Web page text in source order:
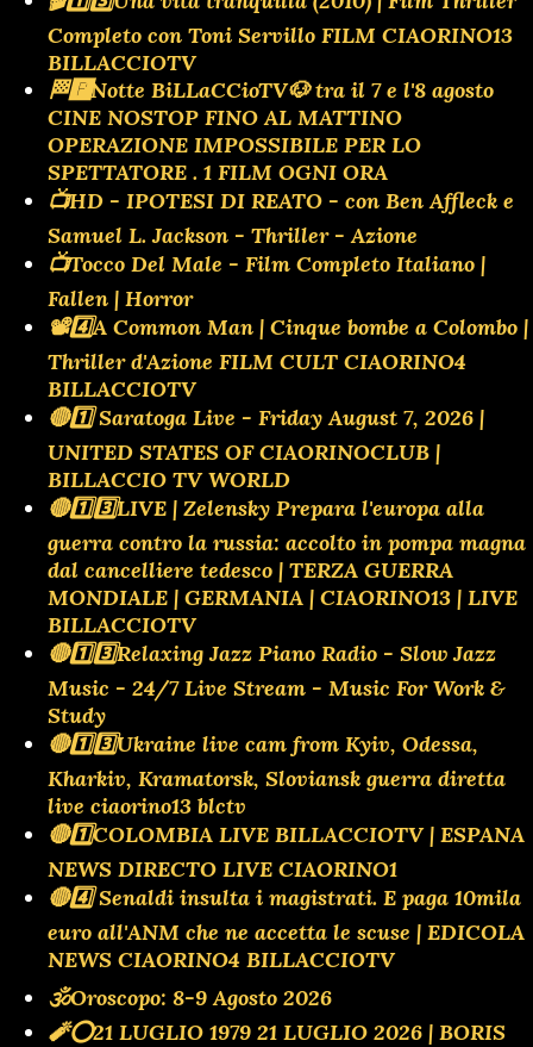
Completo con Toni Servillo FILM CIAORINO13
BILLACCIOTV
🏁🅿️Notte BiLLaCCioTV🐶 tra il 7 e l'8 agosto
CINE NOSTOP FINO AL MATTINO
OPERAZIONE IMPOSSIBILE PER LO
SPETTATORE . 1 FILM OGNI ORA
📺HD - IPOTESI DI REATO - con Ben Affleck e
Samuel L. Jackson - Thriller - Azione
📺Tocco Del Male - Film Completo Italiano |
Fallen | Horror
📽️4️⃣A Common Man | Cinque bombe a Colombo |
Thriller d'Azione FILM CULT CIAORINO4
BILLACCIOTV
🔴1️⃣ Saratoga Live - Friday August 7, 2026 |
UNITED STATES OF CIAORINOCLUB |
BILLACCIO TV WORLD
🔴1️⃣3️⃣LIVE | Zelensky Prepara l'europa alla
guerra contro la russia: accolto in pompa magna
dal cancelliere tedesco | TERZA GUERRA
MONDIALE | GERMANIA | CIAORINO13 | LIVE
BILLACCIOTV
🔴1️⃣3️⃣Relaxing Jazz Piano Radio - Slow Jazz
Music - 24/7 Live Stream - Music For Work &
Study
🔴1️⃣3️⃣Ukraine live cam from Kyiv, Odessa,
Kharkiv, Kramatorsk, Sloviansk guerra diretta
live ciaorino13 blctv
🔴1️⃣COLOMBIA LIVE BILLACCIOTV | ESPANA
NEWS DIRECTO LIVE CIAORINO1
🔴4️⃣ Senaldi insulta i magistrati. E paga 10mila
euro all'ANM che ne accetta le scuse | EDICOLA
NEWS CIAORINO4 BILLACCIOTV
🕉Oroscopo: 8-9 Agosto 2026
🧨⭕️21 LUGLIO 1979 21 LUGLIO 2026 | BORIS